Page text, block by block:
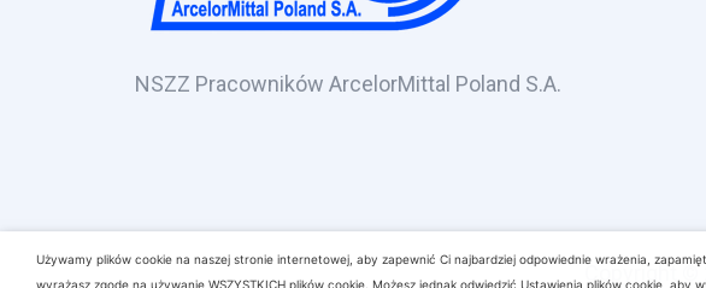
NSZZ Pracowników ArcelorMittal Poland S.A.
Copyright ©
Używamy plików cookie na naszej stronie internetowej, aby zapewnić Ci najbardziej odpowiednie wrażenia,
wyrażasz zgodę na używanie WSZYSTKICH plików cookie. Możesz jednak odwiedzić Ustawienia plików cookie, aby